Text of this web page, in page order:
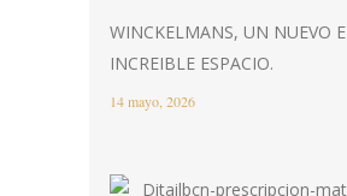
WINCKELMANS, UN NUEVO E
INCREIBLE ESPACIO.
14 mayo, 2026